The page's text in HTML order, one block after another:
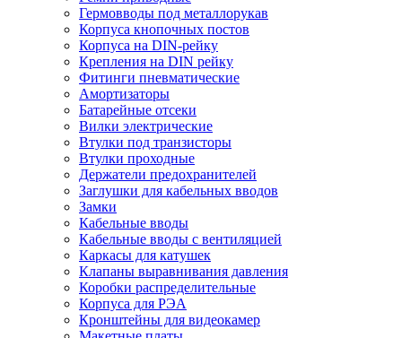
Гермовводы под металлорукав
Корпуса кнопочных постов
Корпуса на DIN-рейку
Крепления на DIN рейку
Фитинги пневматические
Амортизаторы
Батарейные отсеки
Вилки электрические
Втулки под транзисторы
Втулки проходные
Держатели предохранителей
Заглушки для кабельных вводов
Замки
Кабельные вводы
Кабельные вводы с вентиляцией
Каркасы для катушек
Клапаны выравнивания давления
Коробки распределительные
Корпуса для РЭА
Кронштейны для видеокамер